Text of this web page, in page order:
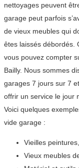
nettoyages peuvent
garage peut parfois
de vieux meubles qui
êtes laissés débordés.
vous pouvez compter
Bailly. Nous sommes
garages 7 jours sur 7
offrir un service le jour
Voici quelques
vide garage :
Vieilles
Vieux meubles